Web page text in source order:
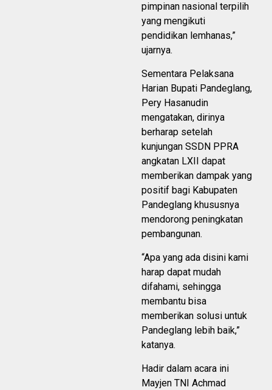
pimpinan nasional terpilih
yang mengikuti
pendidikan lemhanas,”
ujarnya.
Sementara Pelaksana
Harian Bupati Pandeglang,
Pery Hasanudin
mengatakan, dirinya
berharap setelah
kunjungan SSDN PPRA
angkatan LXII dapat
memberikan dampak yang
positif bagi Kabupaten
Pandeglang khususnya
mendorong peningkatan
pembangunan.
“Apa yang ada disini kami
harap dapat mudah
difahami, sehingga
membantu bisa
memberikan solusi untuk
Pandeglang lebih baik,”
katanya.
Hadir dalam acara ini
Mayjen TNI Achmad